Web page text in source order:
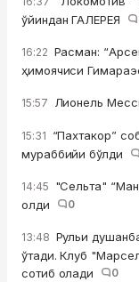
ўйиндан ГАЛЕРЕЯ
16:22 Расман:
ҳимоячиси
15:57 Лионель
15:31 “Пахтакор”
мураббийи бўлди
14:45 "Сельта"
олди
0
13:48 Рульи
ўтади. Клуб
сотиб олади
0